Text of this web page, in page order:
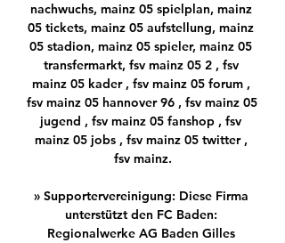
nachwuchs, mainz 05 spielplan, mainz
05 tickets, mainz 05 aufstellung, mainz
05 stadion, mainz 05 spieler, mainz 05
transfermarkt, fsv mainz 05 2 , fsv
mainz 05 kader , fsv mainz 05 forum ,
fsv mainz 05 hannover 96 , fsv mainz 05
jugend , fsv mainz 05 fanshop , fsv
mainz 05 jobs , fsv mainz 05 twitter ,
fsv mainz.
» Supportervereinigung: Diese Firma
unterstützt den FC Baden:
Regionalwerke AG Baden Gilles